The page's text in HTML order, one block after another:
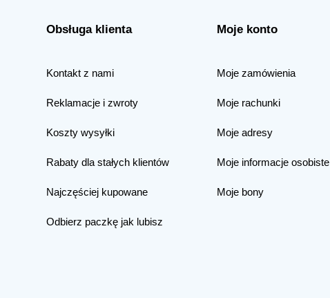
Obsługa klienta
Kontakt z nami
Reklamacje i zwroty
Koszty wysyłki
Rabaty dla stałych klientów
Najczęściej kupowane
Odbierz paczkę jak lubisz
Moje konto
Moje zamówienia
Moje rachunki
Moje adresy
Moje informacje osobiste
Moje bony